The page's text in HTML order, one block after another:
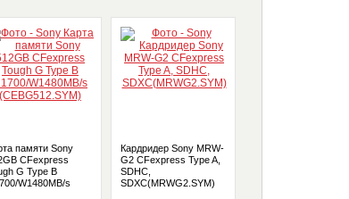
памяти Sony
CFexpress
G Type B
W1480MB/s
Кардридер Sony MRW-
G2 CFexpress Type A,
SDHC,
SDXC(MRWG2.SYM)